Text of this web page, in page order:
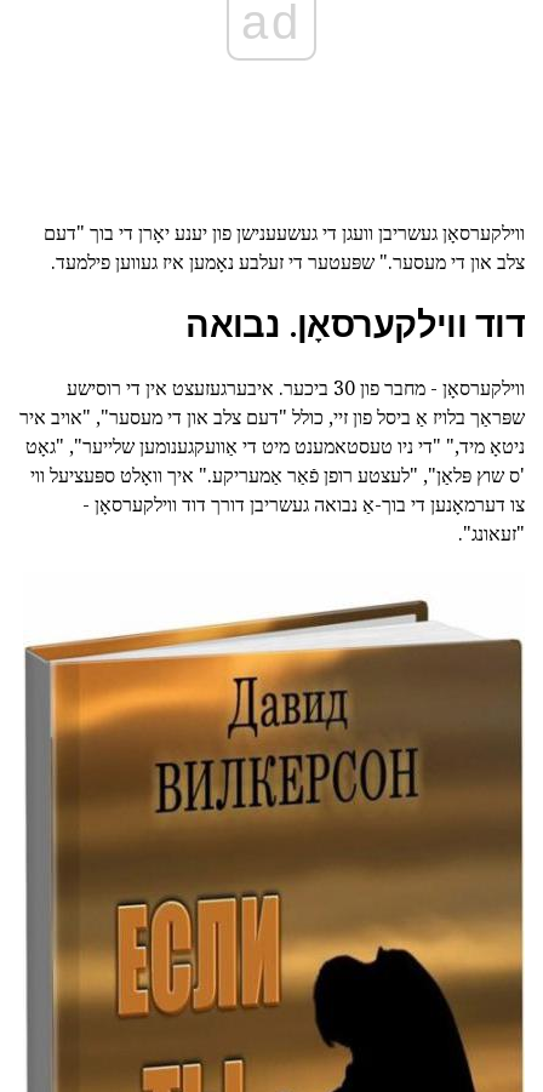
ad
ווילקערסאָן געשריבן וועגן די געשעענישן פון יענע יאָרן די בוך "דעם
צלב און די מעסער." שפּעטער די זעלבע נאָמען איז געווען פילמעד.
דוד ווילקערסאָן. נבואה
ווילקערסאָן - מחבר פון 30 ביכער. איבערגעזעצט אין די רוסישע
שפּראַך בלויז אַ ביסל פון זיי, כולל "דעם צלב און די מעסער", "אויב איר
ניטאָ מיד," "די ניו טעסטאמענט מיט די אַוועקגענומען שלייער", "גאָט
'ס שוץ פּלאַן", "לעצטע רופן פֿאַר אַמעריקע." איך וואָלט ספּעציעל ווי
צו דערמאָנען די בוך-אַ נבואה געשריבן דורך דוד ווילקערסאָן -
"זעאונג".